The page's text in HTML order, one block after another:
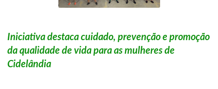
Iniciativa destaca cuidado, prevenção e promoção
da qualidade de vida para as mulheres de
Cidelândia